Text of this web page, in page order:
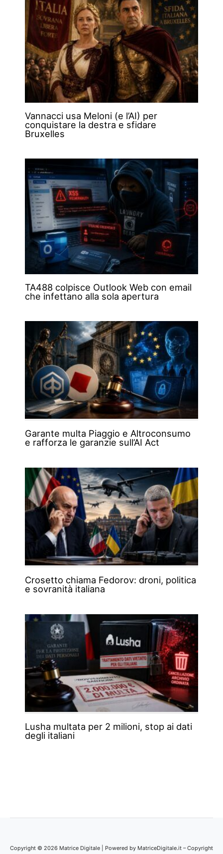
Vannacci usa Meloni (e l’AI) per
conquistare la destra e sfidare
Bruxelles
TA488 colpisce Outlook Web con email
che infettano alla sola apertura
Garante multa Piaggio e Altroconsumo
e rafforza le garanzie sull’AI Act
Crosetto chiama Fedorov: droni, politica
e sovranità italiana
Lusha multata per 2 milioni, stop ai dati
degli italiani
Copyright © 2026 Matrice Digitale | Powered by MatriceDigitale.it – Copyright